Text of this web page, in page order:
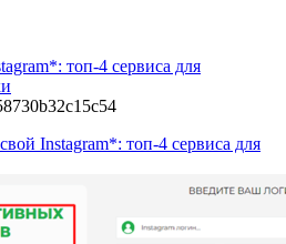
топ-4 сервиса для
Instagram*: топ-4 сервиса для